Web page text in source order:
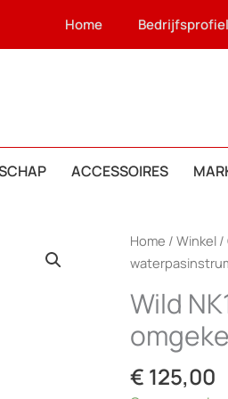
Home Bedrijfsprofiel
ACCESSOIRES
Home / Winkel/
Wild
€ 125,00